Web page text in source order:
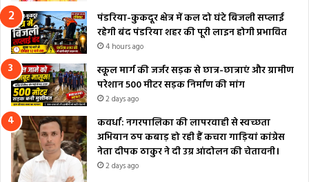
पंडरिया-कुकदूर क्षेत्र में कल दो घंटे बिजली सप्लाई
रहेगी बंद पंडरिया शहर की पूरी लाइन होगी प्रभावित
4 hours ago
स्कूल मार्ग की जर्जर सड़क से छात्र-छात्राएं और ग्रामीण
परेशान 500 मीटर सड़क निर्माण की मांग
2 days ago
कवर्धा: नगरपालिका की लापरवाही से स्वच्छता
अभियान ठप कबाड़ हो रही हैं कचरा गाड़ियां कांग्रेस
नेता दीपक ठाकुर ने दी उग्र आंदोलन की चेतावनी।
2 days ago